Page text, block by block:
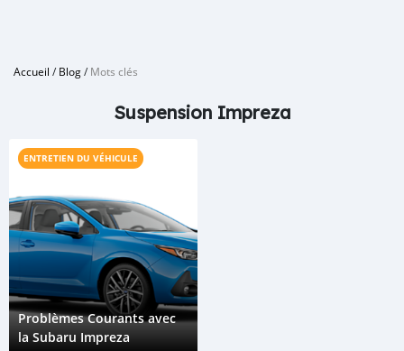
Accueil /Blog/Mots clés
Suspension Impreza
ENTRETIEN DU VÉHICULE
Problèmes Courants avec
la Subaru Impreza